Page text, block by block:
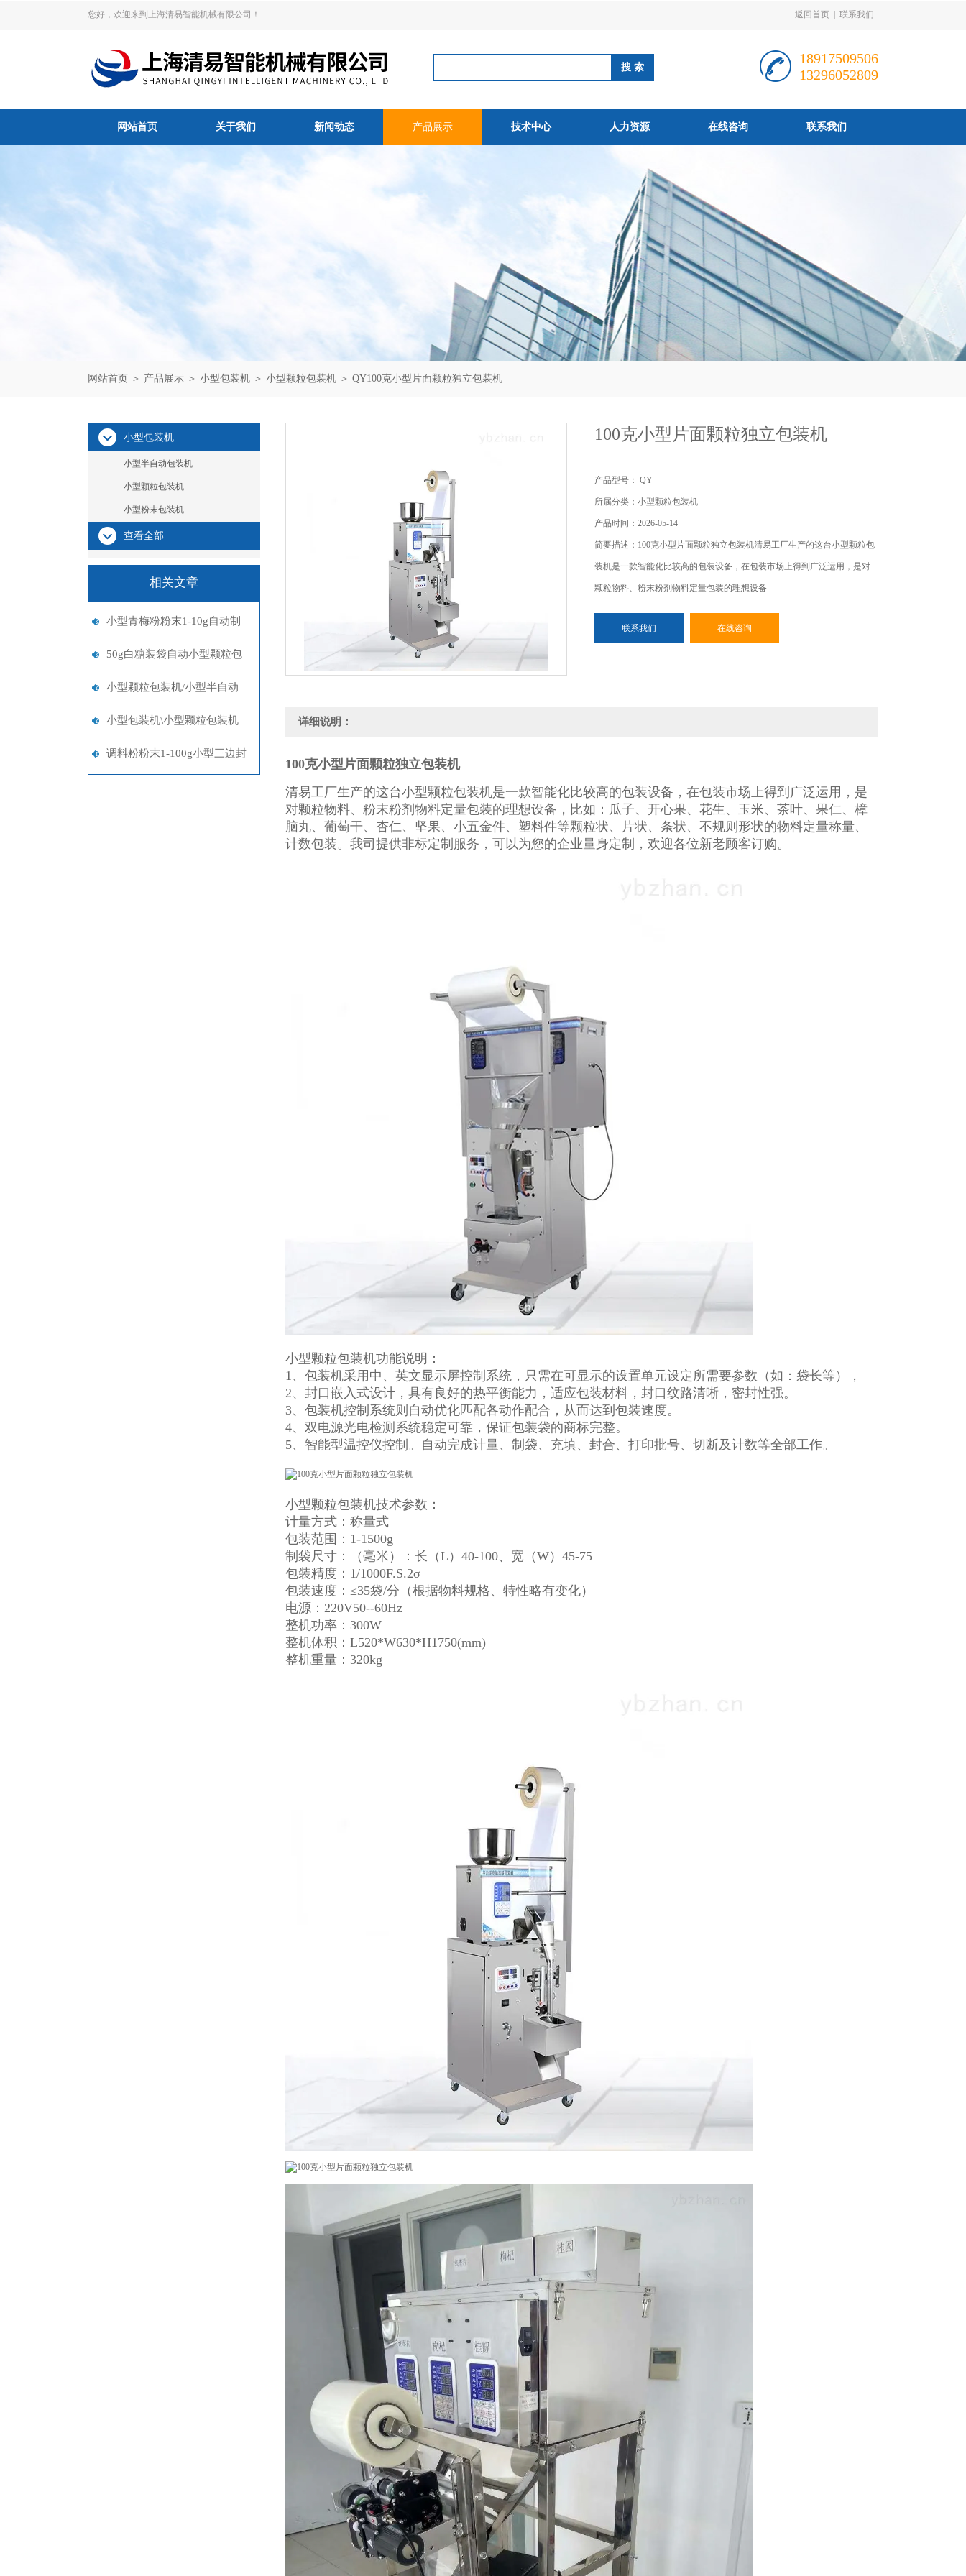
您好，欢迎来到上海清易智能机械有限公司！ 返回首页 联系我们
18917509506
13296052809
网站首页 关于我们 新闻动态 产品展示 技术中心 人力资源 在线咨询 联系我们
网站首页 ＞ 产品展示 ＞ 小型包装机 ＞ 小型颗粒包装机 ＞ QY100克小型片面颗粒独立包装机
小型包装机
小型半自动包装机
小型颗粒包装机
小型粉末包装机
查看全部
相关文章
小型青梅粉粉末1-10g自动制
袋称重包装机多少钱
50g白糖装袋自动小型颗粒包
装机多少钱
小型颗粒包装机/小型半自动
包装机/小型粉末包装机设备
小型包装机\小型颗粒包装机
\小型粉末包装机
调料粉粉末1-100g小型三边封
100克小型片面颗粒独立包装机
产品型号： QY
所属分类：小型颗粒包装机
产品时间：2026-05-14
简要描述：100克小型片面颗粒独立包装机清易工厂生产的这台小型颗粒包
装机是一款智能化比较高的包装设备，在包装市场上得到广泛运用，是对
颗粒物料、粉末粉剂物料定量包装的理想设备
联系我们 在线咨询
详细说明：
100克小型片面颗粒独立包装机
清易工厂生产的这台小型颗粒包装机是一款智能化比较高的包装设备，在包装市场上得到广泛运用，是
对颗粒物料、粉末粉剂物料定量包装的理想设备，比如：瓜子、开心果、花生、玉米、茶叶、果仁、樟
脑丸、葡萄干、杏仁、坚果、小五金件、塑料件等颗粒状、片状、条状、不规则形状的物料定量称量、
计数包装。我司提供非标定制服务，可以为您的企业量身定制，欢迎各位新老顾客订购。
小型颗粒包装机功能说明：
1、包装机采用中、英文显示屏控制系统，只需在可显示的设置单元设定所需要参数（如：袋长等），
2、封口嵌入式设计，具有良好的热平衡能力，适应包装材料，封口纹路清晰，密封性强。
3、包装机控制系统则自动优化匹配各动作配合，从而达到包装速度。
4、双电源光电检测系统稳定可靠，保证包装袋的商标完整。
5、智能型温控仪控制。自动完成计量、制袋、充填、封合、打印批号、切断及计数等全部工作。
小型颗粒包装机技术参数：
计量方式：称量式
包装范围：1-1500g
制袋尺寸：（毫米）：长（L）40-100、宽（W）45-75
包装精度：1/1000F.S.2σ
包装速度：≤35袋/分（根据物料规格、特性略有变化）
电源：220V50--60Hz
整机功率：300W
整机体积：L520*W630*H1750(mm)
整机重量：320kg